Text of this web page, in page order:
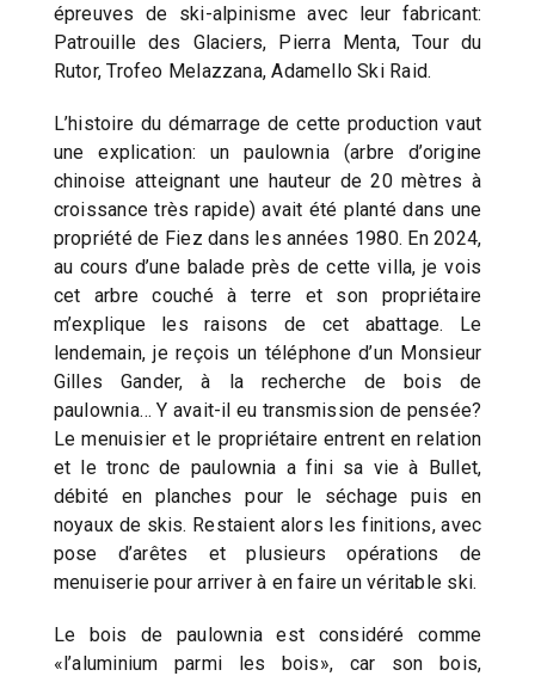
épreuves de ski-alpinisme avec leur fabricant:
Patrouille des Glaciers, Pierra Menta, Tour du
Rutor, Trofeo Melazzana, Adamello Ski Raid.
L’histoire du démarrage de cette production vaut
une explication: un paulownia (arbre d’origine
chinoise atteignant une hauteur de 20 mètres à
croissance très rapide) avait été planté dans une
propriété de Fiez dans les années 1980. En 2024,
au cours d’une balade près de cette villa, je vois
cet arbre couché à terre et son propriétaire
m’explique les raisons de cet abattage. Le
lendemain, je reçois un téléphone d’un Monsieur
Gilles Gander, à la recherche de bois de
paulownia… Y avait-il eu transmission de pensée?
Le menuisier et le propriétaire entrent en relation
et le tronc de paulownia a fini sa vie à Bullet,
débité en planches pour le séchage puis en
noyaux de skis. Restaient alors les finitions, avec
pose d’arêtes et plusieurs opérations de
menuiserie pour arriver à en faire un véritable ski.
Le bois de paulownia est considéré comme
«l’aluminium parmi les bois», car son bois,